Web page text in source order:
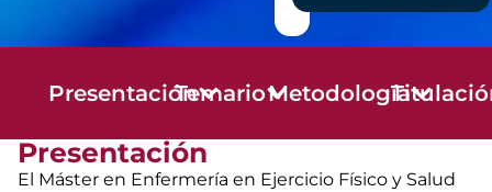
PresentaciónTemarioMetodología
Presentación
El Máster en Enfermería en Ejercicio Físico y Salud